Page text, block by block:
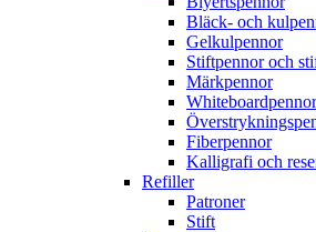
Bläck- och
Gelkulpennor
Stiftpennor och
Märkpennor
Whiteboardpennor
Fiberpennor
Kalligrafi och
Refiller
Patroner
Stift